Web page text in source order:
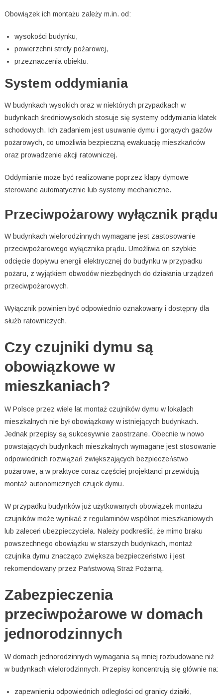
Obowiązek ich montażu zależy m.in. od:
wysokości budynku,
powierzchni strefy pożarowej,
przeznaczenia obiektu.
System oddymiania
W budynkach wysokich oraz w niektórych przypadkach w
budynkach średniowysokich stosuje się systemy oddymiania klatek
schodowych. Ich zadaniem jest usuwanie dymu i gorących gazów
pożarowych, co umożliwia bezpieczną ewakuację mieszkańców
oraz prowadzenie akcji ratowniczej.
Oddymianie może być realizowane poprzez klapy dymowe
sterowane automatycznie lub systemy mechaniczne.
Przeciwpożarowy wyłącznik prądu
W budynkach wielorodzinnych wymagane jest zastosowanie
przeciwpożarowego wyłącznika prądu. Umożliwia on szybkie
odcięcie dopływu energii elektrycznej do budynku w przypadku
pożaru, z wyjątkiem obwodów niezbędnych do działania urządzeń
przeciwpożarowych.
Wyłącznik powinien być odpowiednio oznakowany i dostępny dla
służb ratowniczych.
Czy czujniki dymu są
obowiązkowe w
mieszkaniach?
W Polsce przez wiele lat montaż czujników dymu w lokalach
mieszkalnych nie był obowiązkowy w istniejących budynkach.
Jednak przepisy są sukcesywnie zaostrzane. Obecnie w nowo
powstających budynkach mieszkalnych wymagane jest stosowanie
odpowiednich rozwiązań zwiększających bezpieczeństwo
pożarowe, a w praktyce coraz częściej projektanci przewidują
montaż autonomicznych czujek dymu.
W przypadku budynków już użytkowanych obowiązek montażu
czujników może wynikać z regulaminów wspólnot mieszkaniowych
lub zaleceń ubezpieczyciela. Należy podkreślić, że mimo braku
powszechnego obowiązku w starszych budynkach, montaż
czujnika dymu znacząco zwiększa bezpieczeństwo i jest
rekomendowany przez Państwową Straż Pożarną.
Zabezpieczenia
przeciwpożarowe w domach
jednorodzinnych
W domach jednorodzinnych wymagania są mniej rozbudowane niż
w budynkach wielorodzinnych. Przepisy koncentrują się głównie na:
zapewnieniu odpowiednich odległości od granicy działki,